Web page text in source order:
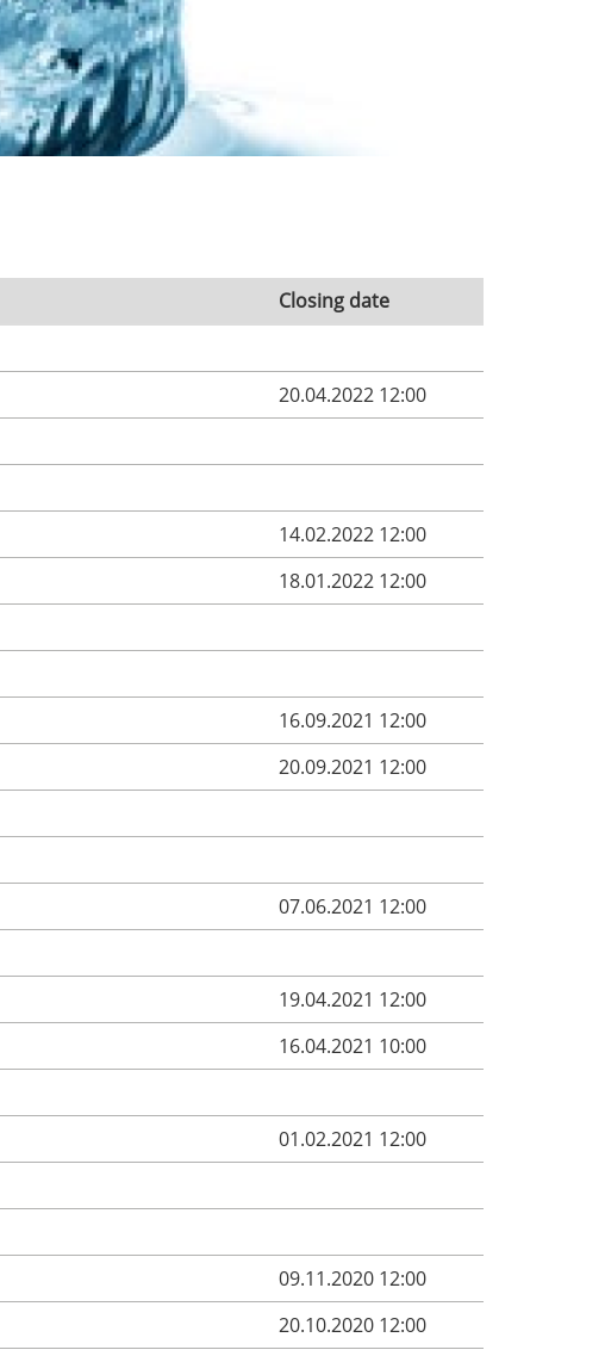
Closing date
20.04.2022 12:00
14.02.2022 12:00
18.01.2022 12:00
16.09.2021 12:00
20.09.2021 12:00
07.06.2021 12:00
19.04.2021 12:00
16.04.2021 10:00
01.02.2021 12:00
09.11.2020 12:00
20.10.2020 12:00